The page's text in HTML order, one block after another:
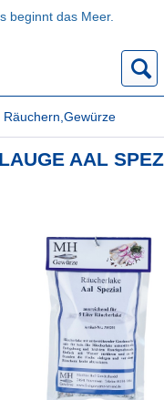
beginnt das Meer.
Räuchern,Gewürze
AAL